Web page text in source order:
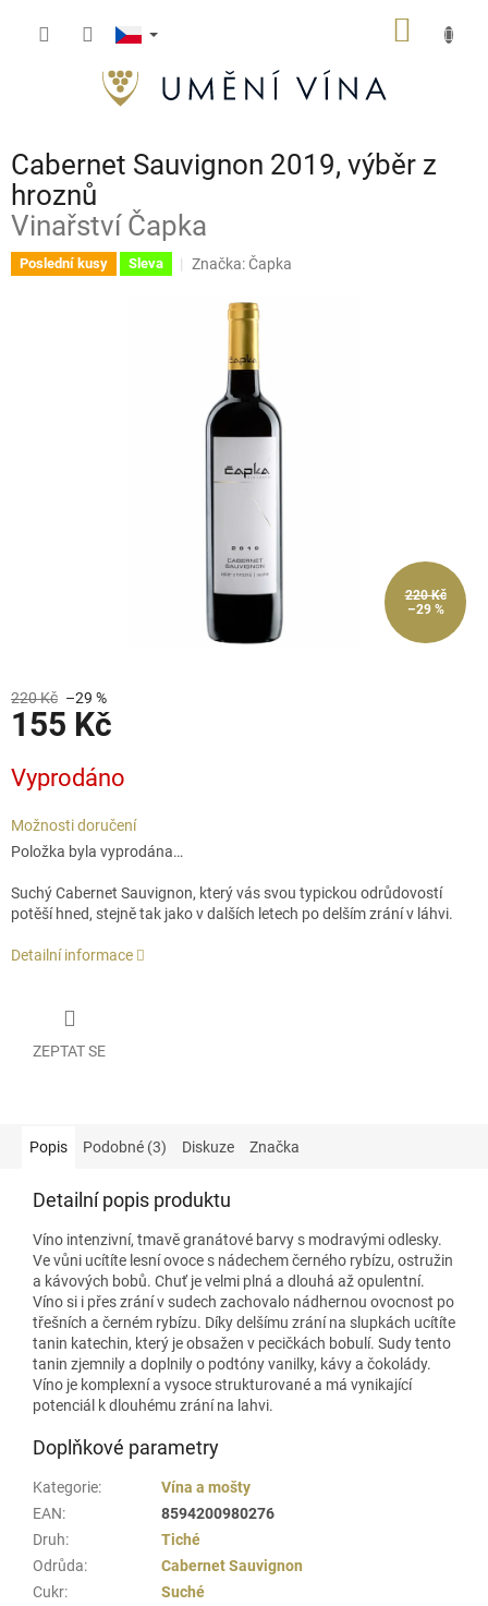
Cabernet Sauvignon 2019, výběr z
hroznů
Vinařství Čapka
Poslední kusy Sleva Značka:Čapka
220 Kč
–29 %
220 Kč –29 %
155 Kč
cena:
Vyprodáno
Možnosti doručení
Položka byla vyprodána…
Suchý Cabernet Sauvignon, který vás svou typickou odrůdovostí
potěší hned, stejně tak jako v dalších letech po delším zrání v láhvi.
Detailní informace
ZEPTAT SE
Popis Podobné (3) Diskuze Značka
Detailní popis produktu
Víno intenzivní, tmavě granátové barvy s modravými odlesky.
Ve vůni ucítíte lesní ovoce s nádechem černého rybízu, ostružin
a kávových bobů. Chuť je velmi plná a dlouhá až opulentní.
Víno si i přes zrání v sudech zachovalo nádhernou ovocnost po
třešních a černém rybízu. Díky delšímu zrání na slupkách ucítíte
tanin katechin, který je obsažen v pecičkách bobulí. Sudy tento
tanin zjemnily a doplnily o podtóny vanilky, kávy a čokolády.
Víno je komplexní a vysoce strukturované a má vynikající
potenciál k dlouhému zrání na lahvi.
Doplňkové parametry
Kategorie:
Vína a mošty
EAN:
8594200980276
Druh:
Tiché
Odrůda:
Cabernet Sauvignon
Cukr:
Suché